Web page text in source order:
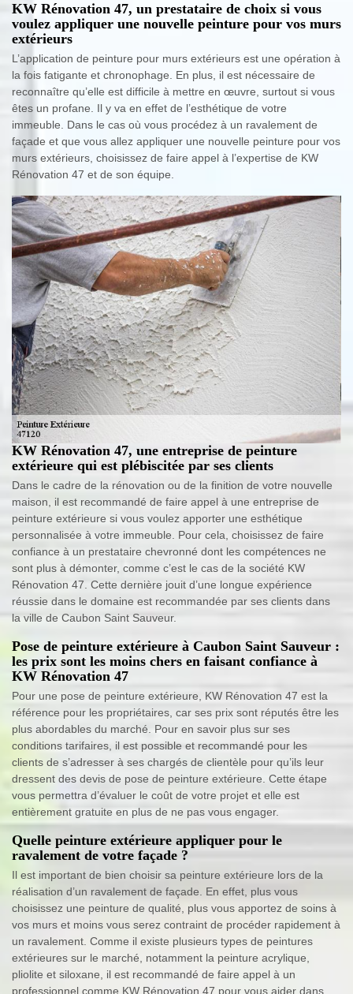
KW Rénovation 47, un prestataire de choix si vous
voulez appliquer une nouvelle peinture pour vos murs
extérieurs
L’application de peinture pour murs extérieurs est une opération à
la fois fatigante et chronophage. En plus, il est nécessaire de
reconnaître qu’elle est difficile à mettre en œuvre, surtout si vous
êtes un profane. Il y va en effet de l’esthétique de votre
immeuble. Dans le cas où vous procédez à un ravalement de
façade et que vous allez appliquer une nouvelle peinture pour vos
murs extérieurs, choisissez de faire appel à l’expertise de KW
Rénovation 47 et de son équipe.
KW Rénovation 47, une entreprise de peinture
extérieure qui est plébiscitée par ses clients
Dans le cadre de la rénovation ou de la finition de votre nouvelle
maison, il est recommandé de faire appel à une entreprise de
peinture extérieure si vous voulez apporter une esthétique
personnalisée à votre immeuble. Pour cela, choisissez de faire
confiance à un prestataire chevronné dont les compétences ne
sont plus à démonter, comme c’est le cas de la société KW
Rénovation 47. Cette dernière jouit d’une longue expérience
réussie dans le domaine est recommandée par ses clients dans
la ville de Caubon Saint Sauveur.
Pose de peinture extérieure à Caubon Saint Sauveur :
les prix sont les moins chers en faisant confiance à
KW Rénovation 47
Pour une pose de peinture extérieure, KW Rénovation 47 est la
référence pour les propriétaires, car ses prix sont réputés être les
plus abordables du marché. Pour en savoir plus sur ses
conditions tarifaires, il est possible et recommandé pour les
clients de s’adresser à ses chargés de clientèle pour qu’ils leur
dressent des devis de pose de peinture extérieure. Cette étape
vous permettra d’évaluer le coût de votre projet et elle est
entièrement gratuite en plus de ne pas vous engager.
Quelle peinture extérieure appliquer pour le
ravalement de votre façade ?
Il est important de bien choisir sa peinture extérieure lors de la
réalisation d’un ravalement de façade. En effet, plus vous
choisissez une peinture de qualité, plus vous apportez de soins à
vos murs et moins vous serez contraint de procéder rapidement à
un ravalement. Comme il existe plusieurs types de peintures
extérieures sur le marché, notamment la peinture acrylique,
pliolite et siloxane, il est recommandé de faire appel à un
professionnel comme KW Rénovation 47 pour vous aider dans